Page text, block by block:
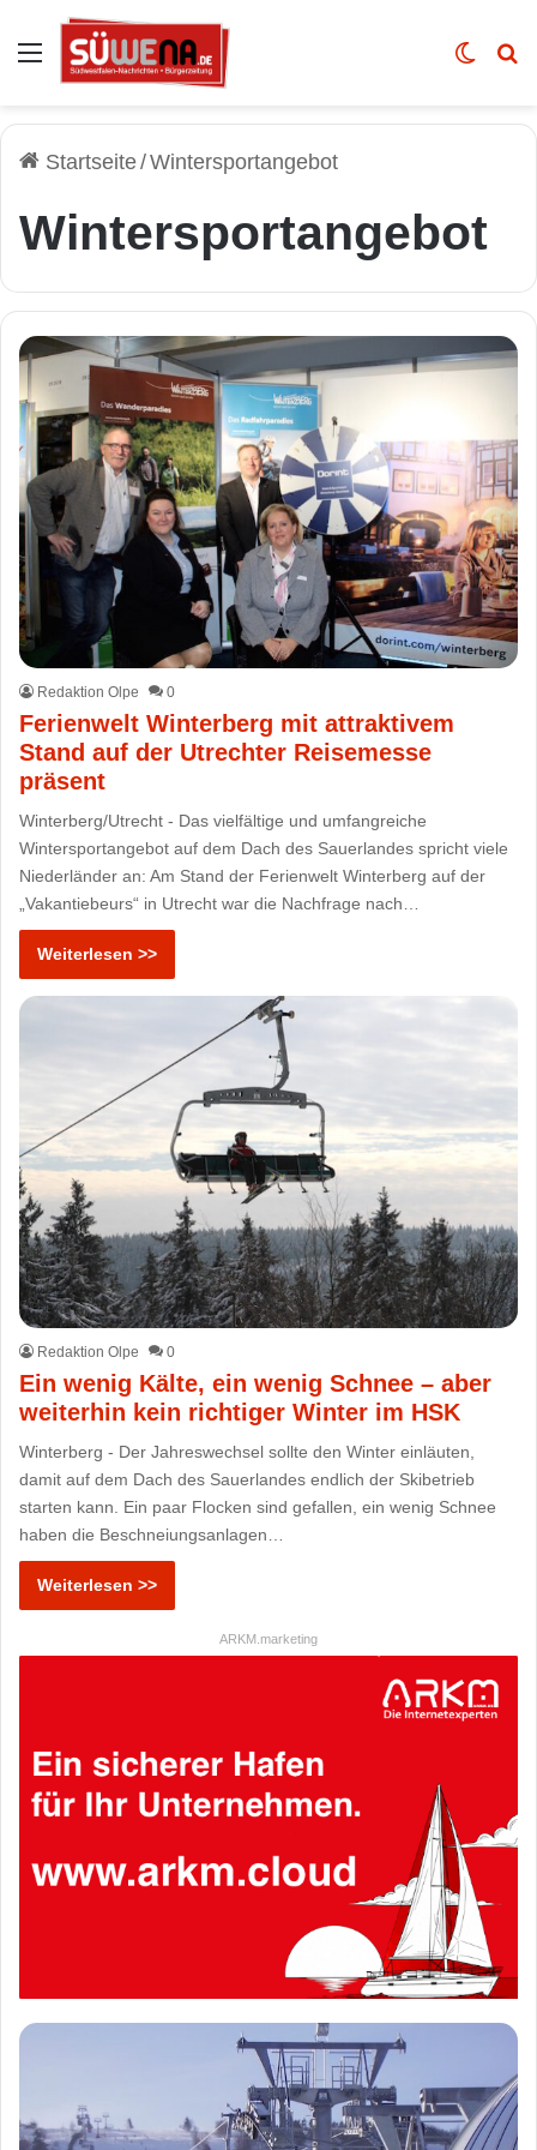
Auswahl Skin
Startseite/Wintersportangebot
Wintersportangebot
Redaktion Olpe 0
Ferienwelt Winterberg mit attraktivem
Stand auf der Utrechter Reisemesse
präsent
Winterberg/Utrecht - Das vielfältige und umfangreiche
Wintersportangebot auf dem Dach des Sauerlandes spricht viele
Niederländer an: Am Stand der Ferienwelt Winterberg auf der
„Vakantiebeurs“ in Utrecht war die Nachfrage nach…
Weiterlesen >>
Redaktion Olpe 0
Ein wenig Kälte, ein wenig Schnee – aber
weiterhin kein richtiger Winter im HSK
Winterberg - Der Jahreswechsel sollte den Winter einläuten,
damit auf dem Dach des Sauerlandes endlich der Skibetrieb
starten kann. Ein paar Flocken sind gefallen, ein wenig Schnee
haben die Beschneiungsanlagen…
Weiterlesen >>
ARKM.marketing